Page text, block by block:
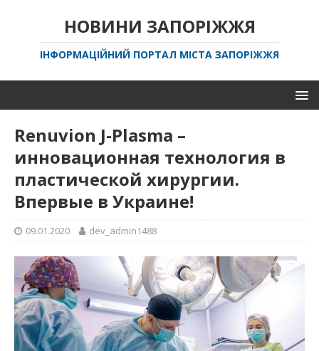
НОВИНИ ЗАПОРІЖЖЯ
ІНФОРМАЦІЙНИЙ ПОРТАЛ МІСТА ЗАПОРІЖЖЯ
Renuvion J-Plasma –
инновационная технология в
пластической хирургии.
Впервые в Украине!
09.01.2020 dev_admin1488